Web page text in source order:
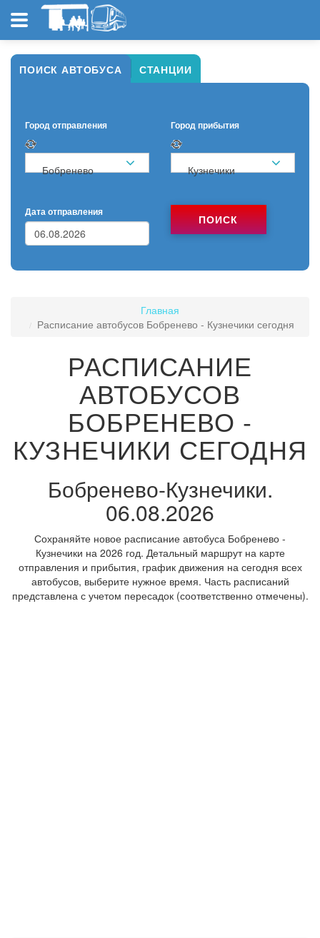
ПОИСК АВТОБУСА СТАНЦИИ
Город отправления
Бобренево
Город прибытия
Кузнечики
Дата отправления
ПОИСК
Главная
Расписание автобусов Бобренево - Кузнечики сегодня
РАСПИСАНИЕ
АВТОБУСОВ
БОБРЕНЕВО -
КУЗНЕЧИКИ СЕГОДНЯ
Бобренево-Кузнечики.
06.08.2026
Сохраняйте новое расписание автобуса Бобренево -
Кузнечики на 2026 год. Детальный маршрут на карте
отправления и прибытия, график движения на сегодня всех
автобусов, выберите нужное время. Часть расписаний
представлена с учетом пересадок (соответственно отмечены).